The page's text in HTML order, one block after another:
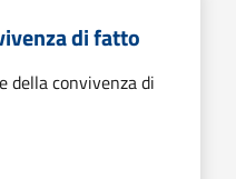
di fatto
della convivenza di